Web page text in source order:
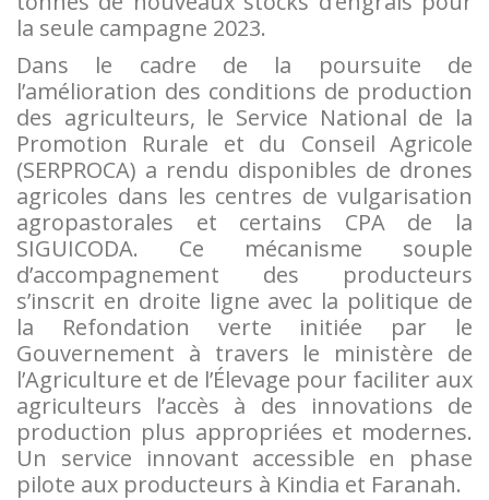
la seule campagne 2023.
Dans le cadre de la poursuite de
l’amélioration des conditions de production
des agriculteurs, le Service National de la
Promotion Rurale et du Conseil Agricole
(SERPROCA) a rendu disponibles de drones
agricoles dans les centres de vulgarisation
agropastorales et certains CPA de la
SIGUICODA. Ce mécanisme souple
d’accompagnement des producteurs
s’inscrit en droite ligne avec la politique de
la Refondation verte initiée par le
Gouvernement à travers le ministère de
l’Agriculture et de l’Élevage pour faciliter aux
agriculteurs l’accès à des innovations de
production plus appropriées et modernes.
Un service innovant accessible en phase
pilote aux producteurs à Kindia et Faranah.